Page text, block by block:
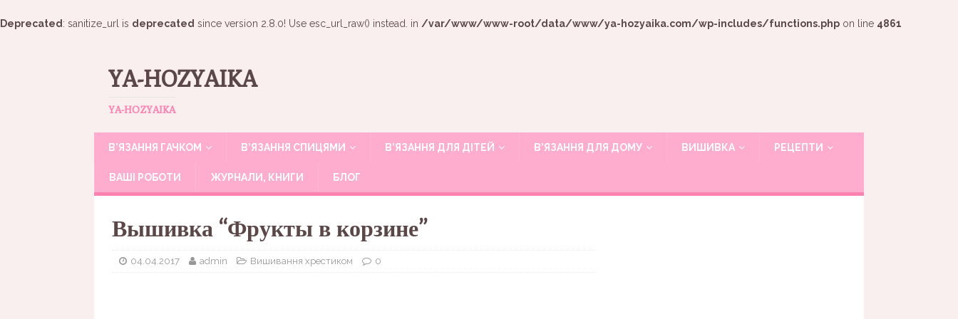
Deprecated : sanitize_url is deprecated since version 2.8.0! Use esc_url_raw() instead. in /var/www/www-root/data/www/ya-hozyaika.com/wp-includes/functions.php on line 4861
YA-HOZYAIKA
YA-HOZYAIKA
В’ЯЗАННЯ ГАЧКОМ В’ЯЗАННЯ СПИЦЯМИ В’ЯЗАННЯ ДЛЯ ДІТЕЙ В’ЯЗАННЯ ДЛЯ ДОМУ ВИШИВКА РЕЦЕПТИ
ВАШІ РОБОТИ ЖУРНАЛИ, КНИГИ БЛОГ
Вышивка “Фрукты в корзине”
04.04.2017 admin Вишивання хрестиком 0